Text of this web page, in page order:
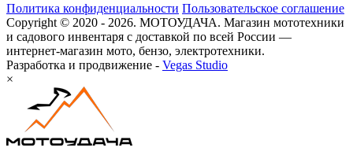
Политика конфиденциальности Пользовательское соглашение
Copyright © 2020 - 2026. МОТОУДАЧА. Магазин мототехники
и садового инвентаря с доставкой по всей России —
интернет-магазин мото, бензо, электротехники.
Разработка и продвижение - Vegas Studio
×